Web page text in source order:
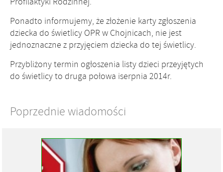
Ponadto informujemy, że złożenie karty zgłoszenia
dziecka do świetlicy OPR w Chojnicach, nie jest
jednoznaczne z przyjęciem dziecka do tej świetlicy.
Przybliżony termin ogłoszenia listy dzieci przeyjętych
do świetlicy to druga połowa iserpnia 2014r.
Poprzednie wiadomości